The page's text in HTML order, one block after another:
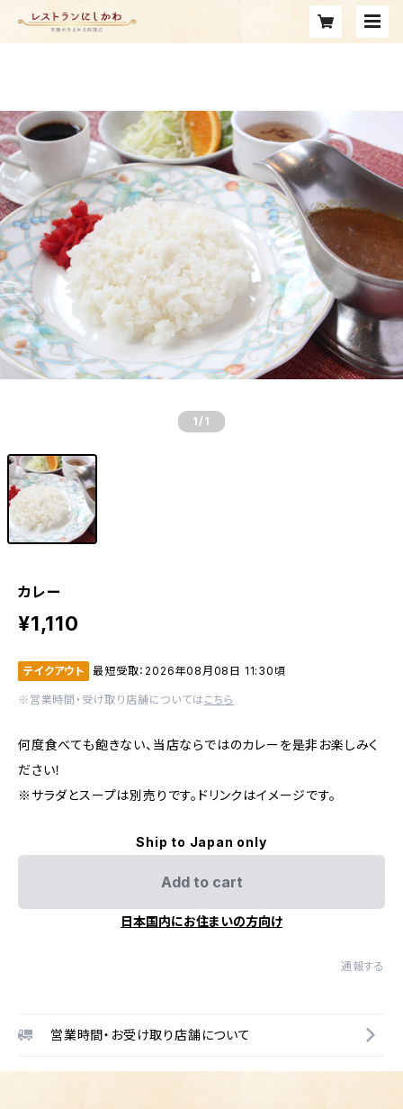
1 /1
カレー
¥1,110
テイクアウト 最短受取：2026年08月08日 11:30頃
※営業時間・受け取り店舗については こちら
何度食べても飽きない、当店ならではのカレーを是非お楽しみく
ださい！
※サラダとスープは別売りです。ドリンクはイメージです。
Ship to Japan only
Add to cart
日本国内にお住まいの方向け
通報する
営業時間・お受け取り店舗について